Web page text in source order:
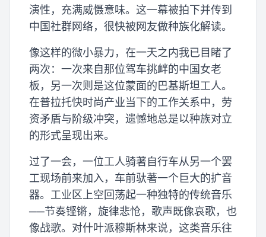
演性，充满威慑意味。这一幕被拍下并传到
中国社群网络，很快被网友做种族化解读。
像这样的微小暴力，在一天之内我已目睹了
两次：一次来自那位驾车挑衅的中国女老
板，另一次则是这位蒙面的巴基斯坦工人。
在普拉托快时尚产业当下的工作关系中，劳
资矛盾与阶级冲突，遗憾地总是以种族对立
的形式呈现出来。
过了一会，一位工人骑著自行车从另一个罢
工现场前来加入，车前驮著一个巨大的扩音
器。工业区上空回荡起一种独特的传统音乐
──节奏铿锵，旋律悲怆，歌声既像哀歌，也
像战歌。对什叶派穆斯林来说，这类音乐往